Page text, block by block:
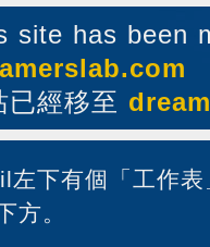
site has been
已經移至
左下有個「工作
方。